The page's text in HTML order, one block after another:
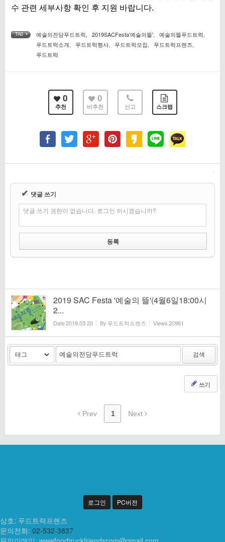
수 관련 세부사항 확인 후 지원 바랍니다.
TAG • 예술의전당푸드트럭, 2019SACFesta'예술의뜰', 예술의뜰푸드트럭,
푸드트럭소개, 푸드트럭행사, 푸드트럭모집, 푸드트럭프렌즈,
푸드트럭
0
추천
0
비추천 신고 스크랩
✔ 댓글 쓰기
댓글 쓰기 권한이 없습니다. 로그인 하시겠습니까?
2019 SAC Festa '예술의 뜰'(4월6일18:00시
2...
Date2019.03.20 By 푸드트럭프렌즈 Views20961
검색
쓰기
Prev 1 Next
로그인 PC버전
상호: 푸드트럭프렌즈
문의전화: 02-532-3837